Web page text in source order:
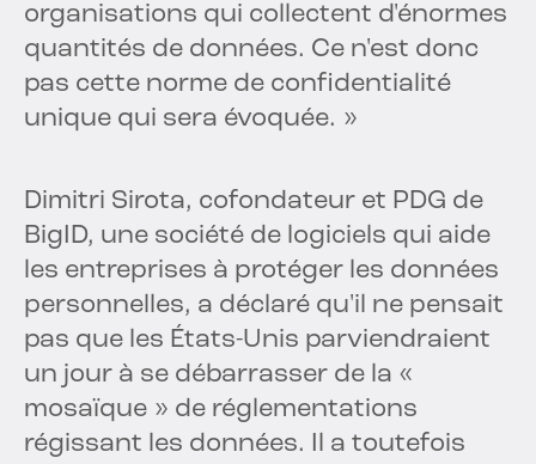
organisations qui collectent d'énormes
quantités de données. Ce n'est donc
pas cette norme de confidentialité
unique qui sera évoquée. »
Dimitri Sirota, cofondateur et PDG de
BigID, une société de logiciels qui aide
les entreprises à protéger les données
personnelles, a déclaré qu'il ne pensait
pas que les États-Unis parviendraient
un jour à se débarrasser de la «
mosaïque » de réglementations
régissant les données. Il a toutefois